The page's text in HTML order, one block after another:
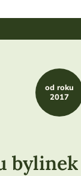
bylinek
od roku
2017